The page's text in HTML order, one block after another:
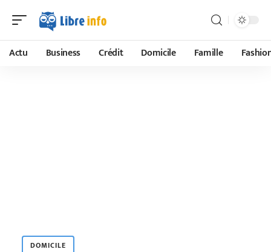
Actu Business Crédit Domicile Famille
DOMICILE